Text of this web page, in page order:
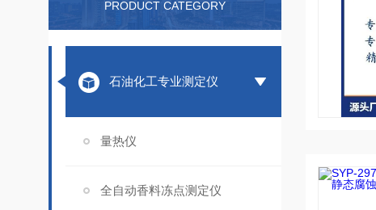
PRODUCT CATEGORY
石油化工专业测定仪
量热仪
全自动香料冻点测定仪